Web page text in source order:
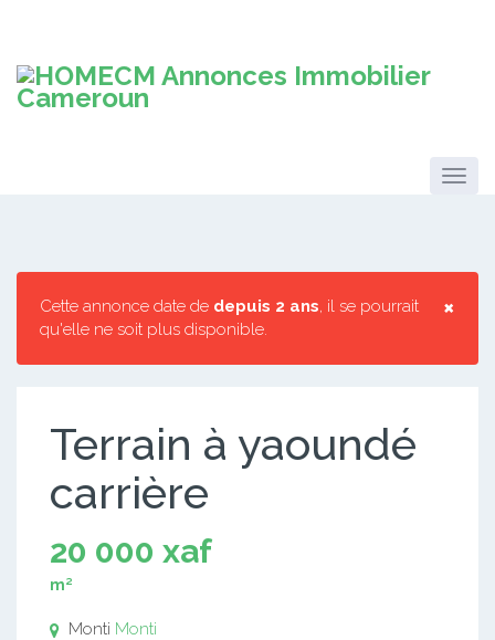
×
Cette annonce date de depuis 2 ans, il se pourrait
qu'elle ne soit plus disponible.
Terrain à yaoundé
carrière
20 000 xaf
m²
Monti Monti